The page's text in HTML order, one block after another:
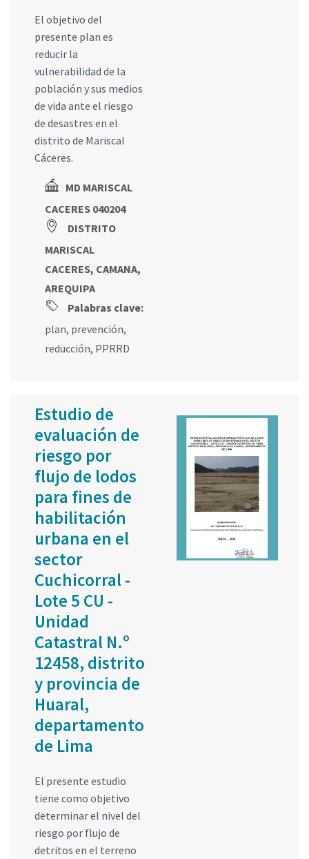
El objetivo del
presente plan es
reducir la
vulnerabilidad de la
población y sus medios
de vida ante el riesgo
de desastres en el
distrito de Mariscal
Cáceres.
MD MARISCAL
CACERES 040204
DISTRITO
MARISCAL
CACERES, CAMANA,
AREQUIPA
Palabras clave:
plan, prevención,
reducción, PPRRD
Estudio de
evaluación de
riesgo por
flujo de lodos
para fines de
habilitación
urbana en el
sector
Cuchicorral -
Lote 5 CU -
Unidad
Catastral N.º
12458, distrito
y provincia de
Huaral,
departamento
de Lima
El presente estudio
tiene como objetivo
determinar el nivel del
riesgo por flujo de
detritos en el terreno